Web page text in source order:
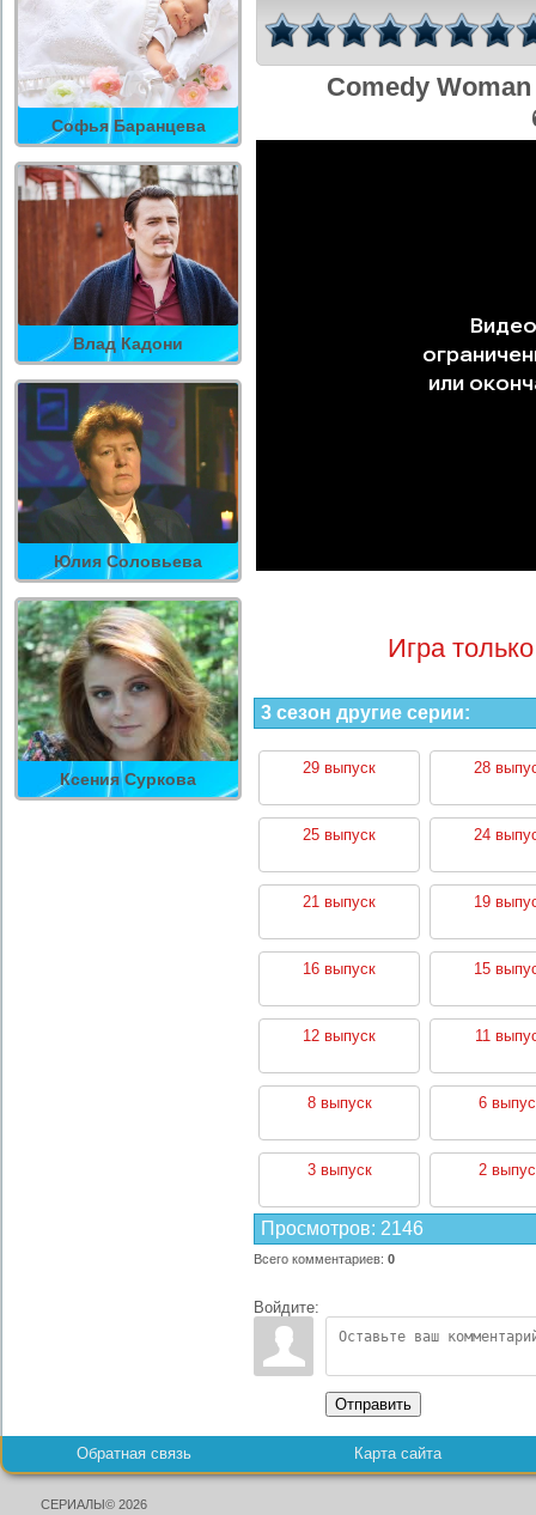
Софья Баранцева
Влад Кадони
Юлия Соловьева
Ксения Суркова
Comedy
Игра
3 сезон другие серии:
29 выпуск 28
25 выпуск 24
21 выпуск 19
16 выпуск 15
12 выпуск 11
8 выпуск 6
3 выпуск 2
Просмотров: 2146
Всего комментариев: 0
Войдите:
Отправить
Обратная связь Карта сайта
СЕРИАЛЫ© 2026